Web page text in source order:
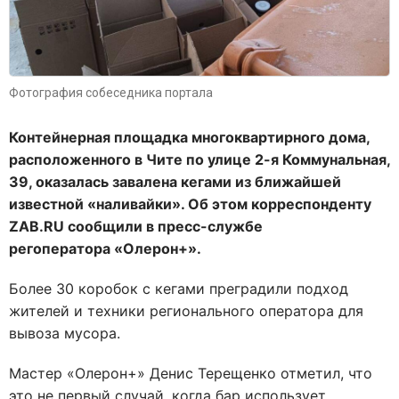
Фотография собеседника портала
Контейнерная площадка многоквартирного дома,
расположенного в Чите по улице 2-я Коммунальная,
39, оказалась завалена кегами из ближайшей
известной «наливайки». Об этом корреспонденту
ZAB.RU сообщили в пресс-службе
регоператора «Олерон+».
Более 30 коробок с кегами преградили подход
жителей и техники регионального оператора для
вывоза мусора.
Мастер «Олерон+» Денис Терещенко отметил, что
это не первый случай, когда бар использует